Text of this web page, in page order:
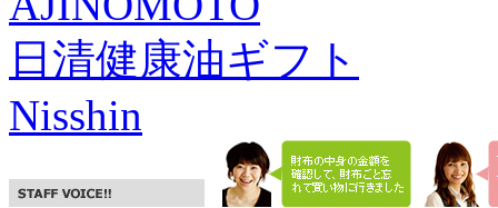
日清健康油ギフト
Nisshin